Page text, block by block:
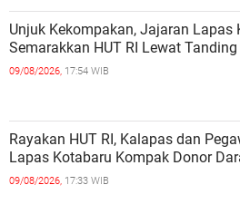
Unjuk Kekompakan, Jajaran Lapas
Semarakkan HUT RI Lewat
09/08/2026, 17:54 WIB
Rayakan HUT RI, Kalapas dan
Lapas Kotabaru Kompak Donor
09/08/2026, 17:33 WIB